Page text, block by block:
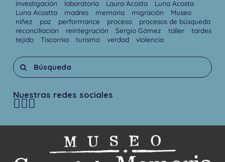
investigación laboratorio Laura Acosta
Luna Acosta
Luna Acostta
madres memoria migración
Museo
niñez
paz performance proceso
procesos de búsqueda
reconciliación
reintegración Sergio Gómez taller
tardes
tejido
Tiscornia turismo verdad violencia
Nuestras redes sociales